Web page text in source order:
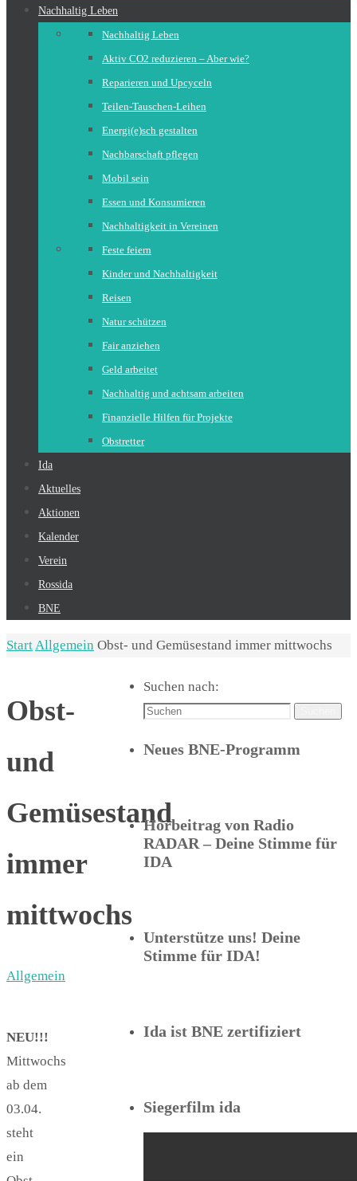
Nachhaltig Leben
Nachhaltig Leben
Aktiv CO2 reduzieren – Aber wie?
Reparieren und Upcyceln
Teilen-Tauschen-Leihen
Energi(e)sch gestalten
Nachbarschaft pflegen
Mobil sein
Essen und Konsumieren
Nachhaltigkeit in Vereinen
Feste feiern
Kinder und Nachhaltigkeit
Reisen
Natur schützen
Fair anziehen
Geld arbeitet
Nachhaltig und achtsam arbeiten
Finanzielle Hilfen für Projekte
Obstretter
Ida
Aktuelles
Aktionen
Kalender
Verein
Rossida
BNE
StartAllgemein Obst- und Gemüsestand immer mittwochs
Obst-
und
Gemüsestand
immer
mittwochs
Allgemein
NEU!!!
Mittwochs
ab dem
03.04.
steht
ein
Suchen nach:
Neues BNE-Programm
Hörbeitrag von Radio
RADAR – Deine Stimme für
IDA
Unterstütze uns! Deine
Stimme für IDA!
Ida ist BNE zertifiziert
Siegerfilm ida